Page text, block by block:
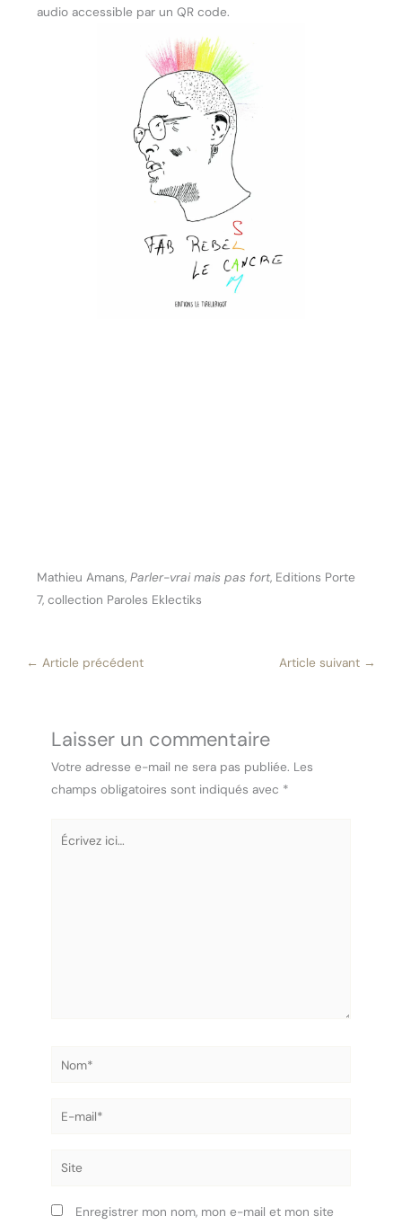
audio accessible par un QR code.
Mathieu Amans,Parler-vrai mais pas fort, Editions Porte
7, collection Paroles Eklectiks
← Article précédent Article suivant →
Laisser un commentaire
Votre adresse e-mail ne sera pas publiée. Les
champs obligatoires sont indiqués avec *
E-
Site
Enregistrer mon nom, mon e-mail et mon site